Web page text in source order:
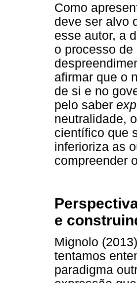
Como
deve ser alvo
esse autor, a
o processo
afirmar que o
de si e no
pelo saber
neutralidade,
científico que
inferioriza as
compreender
e
Mignolo
tentamos
paradigma